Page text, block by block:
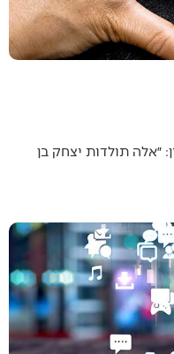
״אלה תולדות יצחק בן